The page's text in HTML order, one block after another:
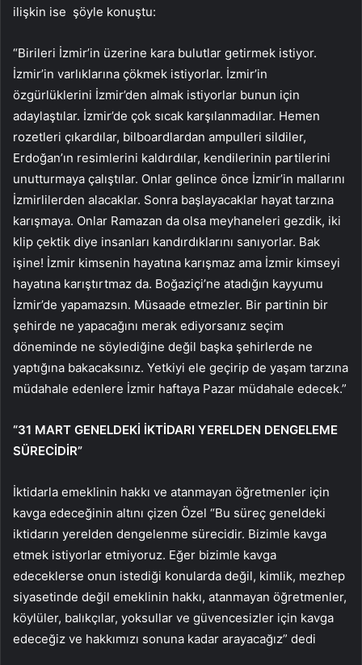
ilişkin ise şöyle konuştu:
“Birileri İzmir’in üzerine kara bulutlar getirmek istiyor.
İzmir’in varlıklarına çökmek istiyorlar. İzmir’in
özgürlüklerini İzmir’den almak istiyorlar bunun için
adaylaştılar. İzmir’de çok sıcak karşılanmadılar. Hemen
rozetleri çıkardılar, bilboardlardan ampulleri sildiler,
Erdoğan’ın resimlerini kaldırdılar, kendilerinin partilerini
unutturmaya çalıştılar. Onlar gelince önce İzmir’in mallarını
İzmirlilerden alacaklar. Sonra başlayacaklar hayat tarzına
karışmaya. Onlar Ramazan da olsa meyhaneleri gezdik, iki
klip çektik diye insanları kandırdıklarını sanıyorlar. Bak
işine! İzmir kimsenin hayatına karışmaz ama İzmir kimseyi
hayatına karıştırtmaz da. Boğaziçi’ne atadığın kayyumu
İzmir’de yapamazsın. Müsaade etmezler. Bir partinin bir
şehirde ne yapacağını merak ediyorsanız seçim
döneminde ne söylediğine değil başka şehirlerde ne
yaptığına bakacaksınız. Yetkiyi ele geçirip de yaşam tarzına
müdahale edenlere İzmir haftaya Pazar müdahale edecek.”
“31 MART GENELDEKİ İKTİDARI YERELDEN DENGELEME
SÜRECİDİR”
İktidarla emeklinin hakkı ve atanmayan öğretmenler için
kavga edeceğinin altını çizen Özel “Bu süreç geneldeki
iktidarın yerelden dengelenme sürecidir. Bizimle kavga
etmek istiyorlar etmiyoruz. Eğer bizimle kavga
edeceklerse onun istediği konularda değil, kimlik, mezhep
siyasetinde değil emeklinin hakkı, atanmayan öğretmenler,
köylüler, balıkçılar, yoksullar ve güvencesizler için kavga
edeceğiz ve hakkımızı sonuna kadar arayacağız” dedi